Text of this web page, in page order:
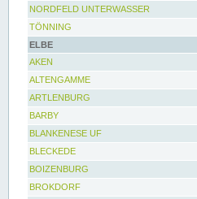
NORDFELD UNTERWASSER
TÖNNING
ELBE
AKEN
ALTENGAMME
ARTLENBURG
BARBY
BLANKENESE UF
BLECKEDE
BOIZENBURG
BROKDORF